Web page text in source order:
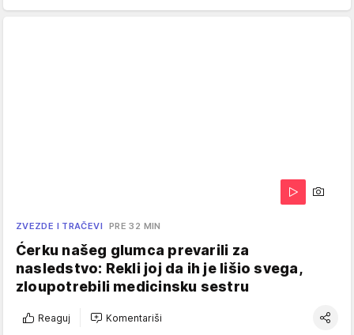
ZVEZDE I TRAČEVI PRE 32 MIN
Ćerku našeg glumca prevarili za
nasledstvo: Rekli joj da ih je lišio svega,
zloupotrebili medicinsku sestru
Reaguj Komentariši